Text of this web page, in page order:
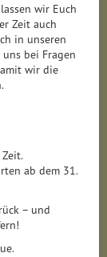
wir Euch
Zeit auch
in unseren
bei Fragen
wir die
ab dem 31.
– und
66
82